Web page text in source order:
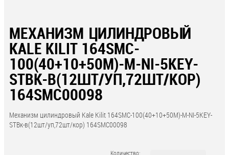
МЕХАНИЗМ ЦИЛИНДРОВЫЙ
KALE KILIT 164SMC-
100(40+10+50M)-M-NI-5KEY-
STBК-В(12ШТ/УП,72ШТ/КОР)
164SMC00098
Механизм цилиндровый Kale Kilit 164SMC-100(40+10+50M)-M-NI-5KEY-
STBк-в(12шт/уп,72шт/кор) 164SMC00098
Количество: